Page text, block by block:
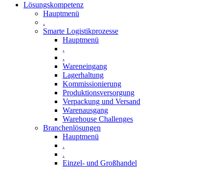
Lösungskompetenz
Hauptmenü
.
Smarte Logistikprozesse
Hauptmenü
.
.
Wareneingang
Lagerhaltung
Kommissionierung
Produktionsversorgung
Verpackung und Versand
Warenausgang
Warehouse Challenges
Branchenlösungen
Hauptmenü
.
.
Einzel- und Großhandel